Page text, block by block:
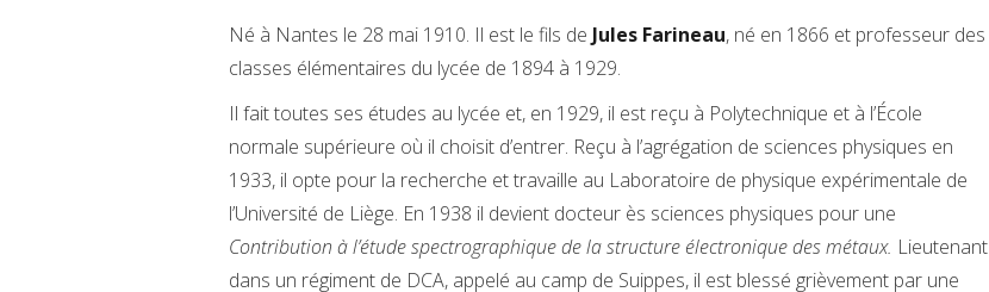
Né à Nantes le 28 mai 1910. Il est le fils de Jules Farineau, né en 1866 et professeur des
classes élémentaires du lycée de 1894 à 1929.
Il fait toutes ses études au lycée et, en 1929, il est reçu à Polytechnique et à l’École
normale supérieure où il choisit d’entrer. Reçu à l’agrégation de sciences physiques en
1933, il opte pour la recherche et travaille au Laboratoire de physique expérimentale de
l’Université de Liège. En 1938 il devient docteur ès sciences physiques pour une
Contribution à l’étude spectrographique de la structure électronique des métaux. Lieutenant
dans un régiment de DCA, appelé au camp de Suippes, il est blessé grièvement par une